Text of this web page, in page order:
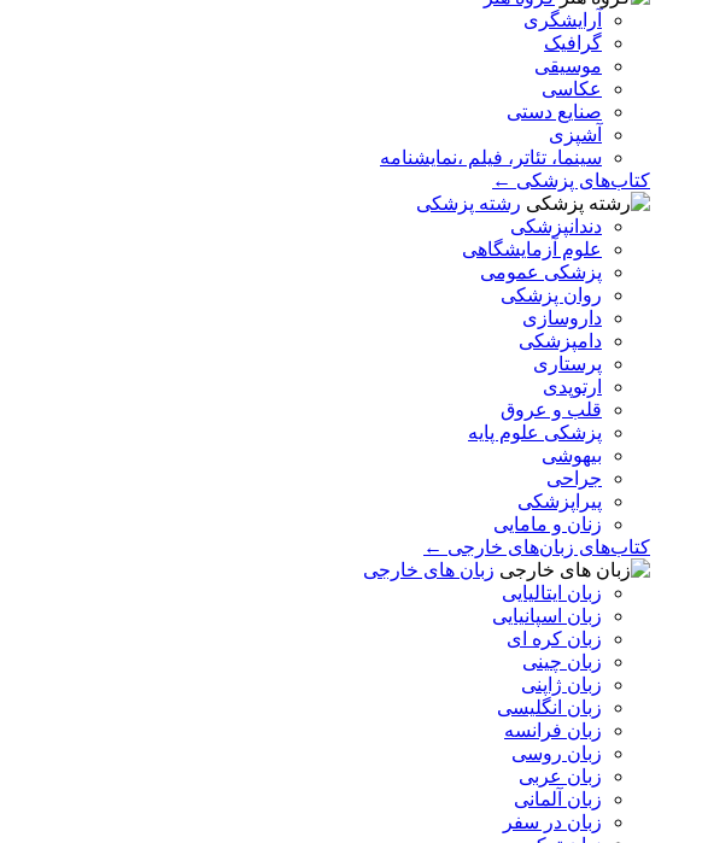
آرایشگری
گرافیک
موسیقی
عکاسی
صنایع دستی
آشپزی
سینما، تئاتر، فیلم ،نمایشنامه
کتاب‌های پزشکی ←
رشته پزشکی
دندانپزشکی
علوم آزمایشگاهی
پزشکی عمومی
روان پزشکی
داروسازی
دامپزشکی
پرستاری
ارتوپدی
قلب و عروق
پزشکی علوم پایه
بیهوشی
جراحی
پیراپزشکی
زنان و مامایی
کتاب‌های زبان‌های خارجی ←
زبان های خارجی
زبان ایتالیایی
زبان اسپانیایی
زبان کره ای
زبان چینی
زبان ژاپنی
زبان انگلیسی
زبان فرانسه
زبان روسی
زبان عربی
زبان آلمانی
زبان در سفر